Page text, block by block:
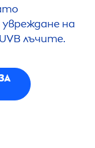
на
лъчите.